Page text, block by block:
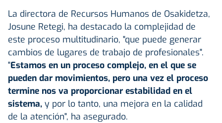
La directora de Recursos Humanos de Osakidetza,
Josune Retegi, ha destacado la complejidad de
este proceso multitudinario, "que puede generar
cambios de lugares de trabajo de profesionales".
"Estamos en un proceso complejo, en el que se
pueden dar movimientos, pero una vez el proceso
termine nos va proporcionar estabilidad en el
sistema, y por lo tanto, una mejora en la calidad
de la atención", ha asegurado.